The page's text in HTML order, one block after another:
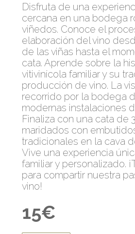
Disfruta de una
cercana en una bodega
viñedos. Conoce el
elaboración del vino
de las viñas hasta el
cata. Aprende sobre la
vitivinícola familiar y su
producción de vino. La
recorrido por la bodega
modernas instalaciones
Finaliza con una cata de
maridados con
tradicionales en la cava
Vive una experiencia
familiar y personalizado.
para compartir nuestra
vino!
15€